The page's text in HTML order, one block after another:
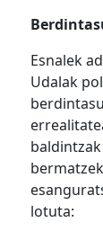
Esnalek
Udalak
lotuta: